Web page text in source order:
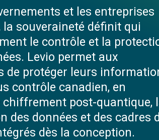
et les entreprises
la souveraineté définit qui
le contrôle et la
Levio permet aux
de protéger leurs
contrôle canadien, en
post-quantique,
des données et des cadres
dès la conception.